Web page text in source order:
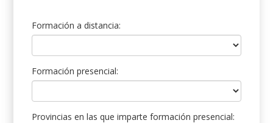
Formación a distancia:
Formación presencial:
Provincias en las que imparte formación presencial: